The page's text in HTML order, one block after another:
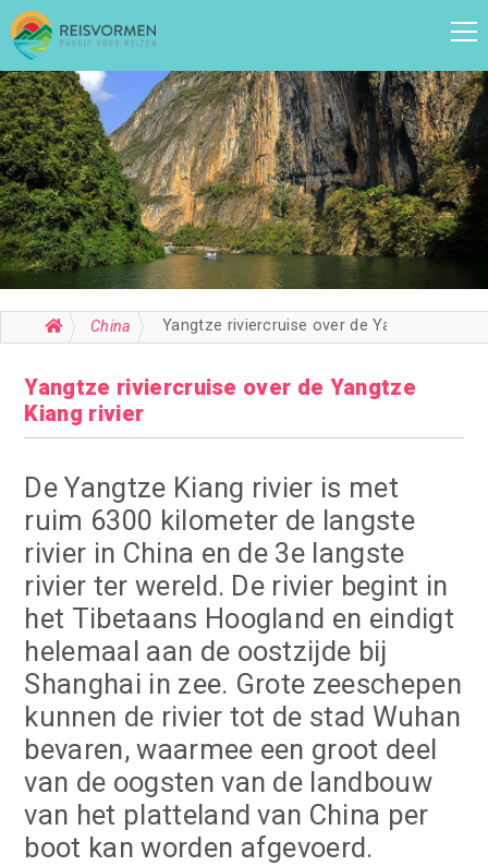
China
Yangtze riviercruise over de Yangtze
Kiang rivier
De Yangtze Kiang rivier is met
ruim 6300 kilometer de langste
rivier in China en de 3e langste
rivier ter wereld. De rivier begint in
het Tibetaans Hoogland en eindigt
helemaal aan de oostzijde bij
Shanghai in zee. Grote zeeschepen
kunnen de rivier tot de stad Wuhan
bevaren, waarmee een groot deel
van de oogsten van de landbouw
van het platteland van China per
boot kan worden afgevoerd.